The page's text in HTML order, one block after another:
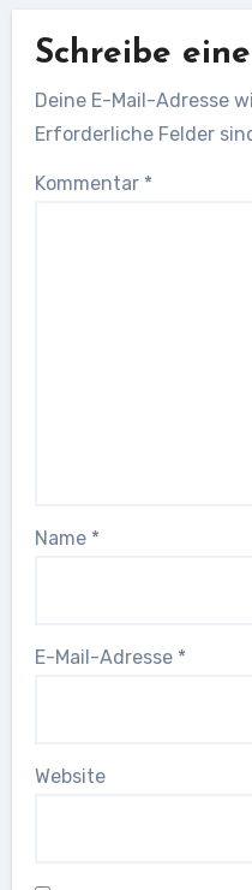
Schreibe
Deine E-Mail-Adresse
Erforderliche Felder
Kommentar *
Name *
E-Mail-Adresse *
Website